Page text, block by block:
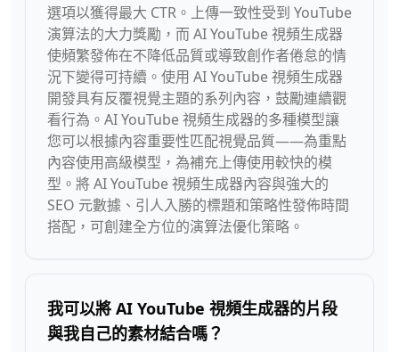
選項以獲得最大 CTR。上傳一致性受到 YouTube
演算法的大力獎勵，而 AI YouTube 視頻生成器
使頻繁發佈在不降低品質或導致創作者倦怠的情
況下變得可持續。使用 AI YouTube 視頻生成器
開發具有反覆視覺主題的系列內容，鼓勵連續觀
看行為。AI YouTube 視頻生成器的多種模型讓
您可以根據內容重要性匹配視覺品質——為重點
內容使用高級模型，為補充上傳使用較快的模
型。將 AI YouTube 視頻生成器內容與強大的
SEO 元數據、引人入勝的標題和策略性發佈時間
搭配，可創建全方位的演算法優化策略。
我可以將 AI YouTube 視頻生成器的片段
與我自己的素材結合嗎？